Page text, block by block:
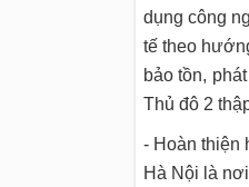
dụng công
tế theo
bảo tồn,
Thủ đô 2
- Hoàn thiện
Hà Nội là